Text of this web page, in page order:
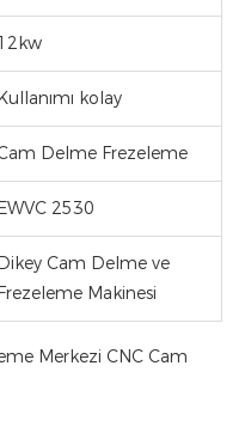
kolay
Delme Frezeleme
2530
Cam Delme ve
Makinesi